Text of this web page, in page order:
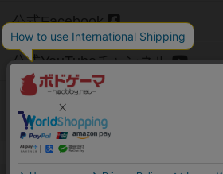
公式Facebook
公式YouTubeチャンネル